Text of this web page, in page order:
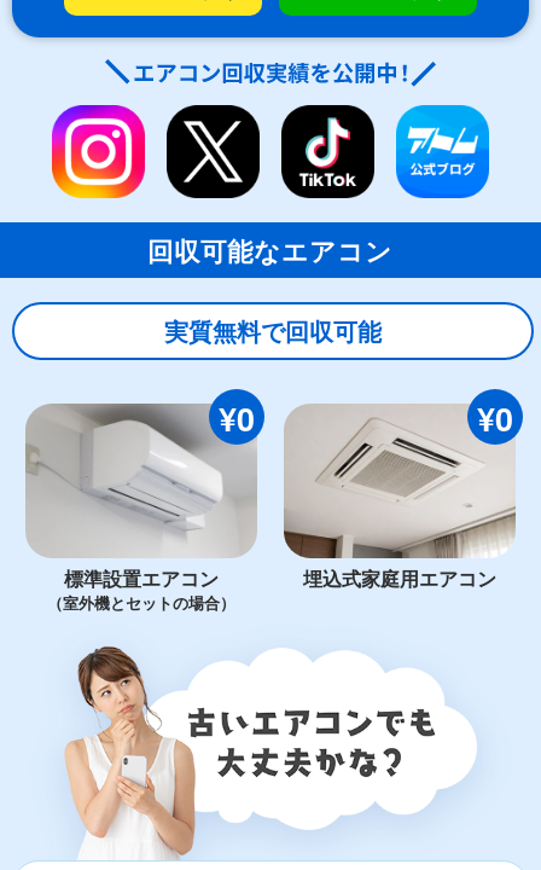
回収可能なエアコン
実質無料で回収可能
¥0
標準設置エアコン
（室外機とセットの場合）
¥0
埋込式家庭用エアコン